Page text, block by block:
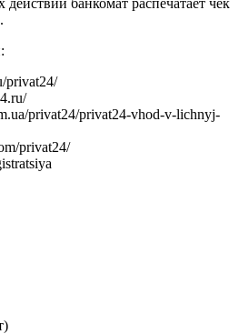
privat24/
privat24/privat24-vhod-v-lichnyj-
privat24/